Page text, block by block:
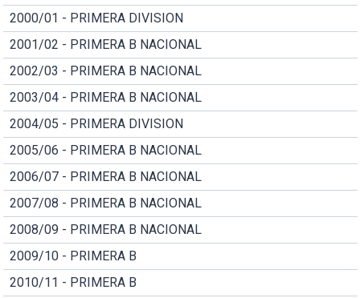
2000/01 - PRIMERA DIVISION
2001/02 - PRIMERA B NACIONAL
2002/03 - PRIMERA B NACIONAL
2003/04 - PRIMERA B NACIONAL
2004/05 - PRIMERA DIVISION
2005/06 - PRIMERA B NACIONAL
2006/07 - PRIMERA B NACIONAL
2007/08 - PRIMERA B NACIONAL
2008/09 - PRIMERA B NACIONAL
2009/10 - PRIMERA B
2010/11 - PRIMERA B